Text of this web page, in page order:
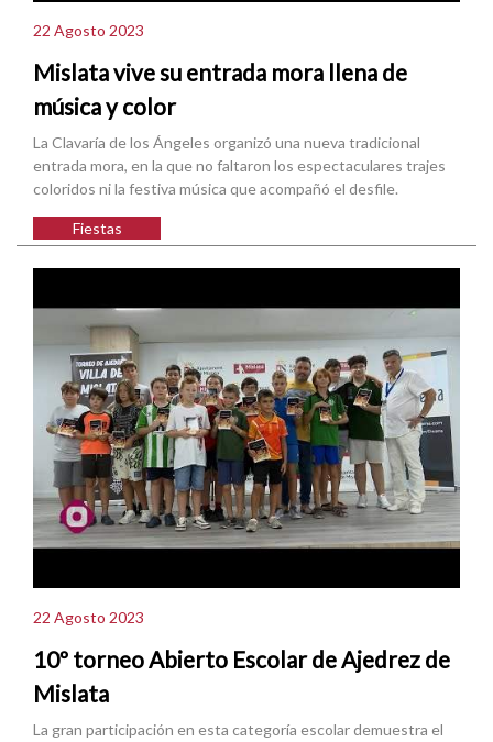
22 Agosto 2023
Mislata vive su entrada mora llena de
música y color
La Clavaría de los Ángeles organizó una nueva tradicional
entrada mora, en la que no faltaron los espectaculares trajes
coloridos ni la festiva música que acompañó el desfile.
Fiestas
22 Agosto 2023
10º torneo Abierto Escolar de Ajedrez de
Mislata
La gran participación en esta categoría escolar demuestra el